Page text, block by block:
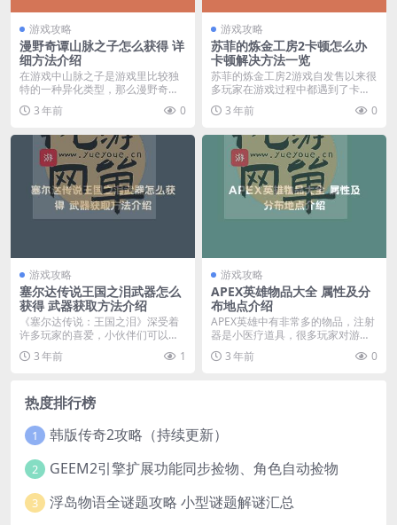
游戏攻略
漫野奇谭山脉之子怎么获得 详
细方法介绍
在游戏中山脉之子是游戏里比较独
特的一种异化类型，那么漫野奇谭
山脉之子怎么获得呢？...
3 年前 0
游戏攻略
苏菲的炼金工房2卡顿怎么办
卡顿解决方法一览
苏菲的炼金工房2游戏自发售以来很
多玩家在游戏过程中都遇到了卡顿
的问题出现，遇到卡...
3 年前 0
游戏攻略
塞尔达传说王国之泪武器怎么
获得 武器获取方法介绍
《塞尔达传说：王国之泪》深受着
许多玩家的喜爱，小伙伴们可以在
这里获得各式各样的武...
3 年前 1
游戏攻略
APEX英雄物品大全 属性及分
布地点介绍
APEX英雄中有非常多的物品，注射
器是小医疗道具，很多玩家对游戏
中的物品不太了解...
3 年前 0
热度排行榜
1 韩版传奇2攻略（持续更新）
2 GEEM2引擎扩展功能同步捡物、角色自动捡物
3 浮岛物语全谜题攻略 小型谜题解谜汇总